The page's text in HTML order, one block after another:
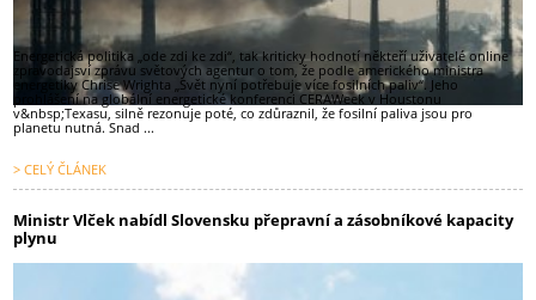
Energetická politika „ode zdi ke zdi“, tak kriticky hodnotí někteří uživatelé online
zpravodajsví zprávu světových agentur o tom, že podle amerického ministra
energetiky Chrise Wrighta „Svět nyní potřebuje více fosilních paliv“. Jeho
prohlášení na globální energetické konferenci CERAWeek v Houstonu
v&nbsp;Texasu, silně rezonuje poté, co zdůraznil, že fosilní paliva jsou pro
planetu nutná. Snad ...
> CELÝ ČLÁNEK
Ministr Vlček nabídl Slovensku přepravní a zásobníkové kapacity
plynu